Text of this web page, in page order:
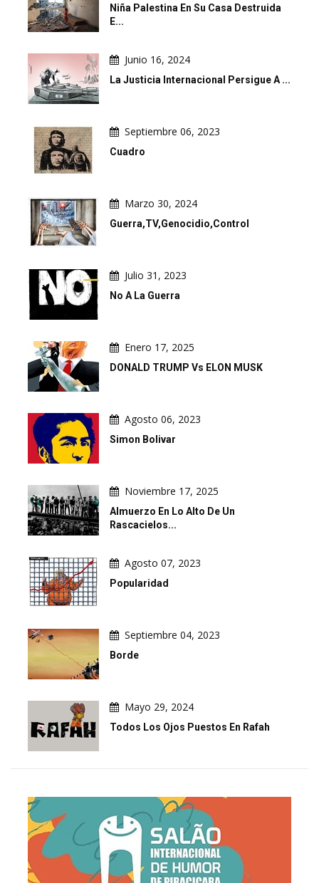
Niña Palestina En Su Casa Destruida
E...
Junio 16, 2024
La Justicia Internacional Persigue A ...
Septiembre 06, 2023
Cuadro
Marzo 30, 2024
Guerra,TV,Genocidio,Control
Julio 31, 2023
No A La Guerra
Enero 17, 2025
DONALD TRUMP Vs ELON MUSK
Agosto 06, 2023
Simon Bolivar
Noviembre 17, 2025
Almuerzo En Lo Alto De Un
Rascacielos...
Agosto 07, 2023
Popularidad
Septiembre 04, 2023
Borde
Mayo 29, 2024
Todos Los Ojos Puestos En Rafah